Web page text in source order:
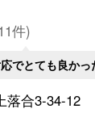
件)
でとても良かっ
落合3-34-12